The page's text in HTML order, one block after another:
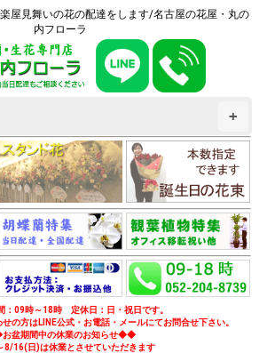
屋見舞いの花の配達をします/名古屋の花屋・丸の
内フローラ
+
：09時～18時 定休日：日・祝日です。
の方はLINE公式・お電話・メールにてお問合せ下さい。
盆期間中の休業のお知らせ◆◆
8/16(日)は休業とさせていただきます